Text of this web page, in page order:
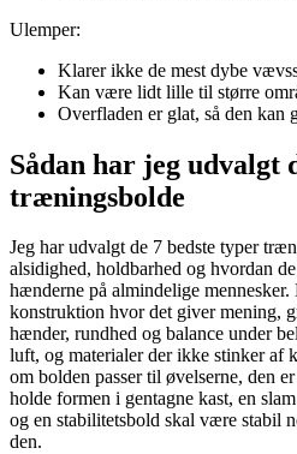
Ulemper:
Klarer ikke de mest dybe
Kan være lidt lille til større
Overfladen er glat, så den kan
Sådan har jeg udvalgt
træningsbolde
Jeg har udvalgt de 7 bedste typer
alsidighed, holdbarhed og hvordan
hænderne på almindelige
konstruktion hvor det giver mening,
hænder, rundhed og balance under
luft, og materialer der ikke stinker af
om bolden passer til øvelserne, den
holde formen i gentagne kast, en
og en stabilitetsbold skal være stabil
den.